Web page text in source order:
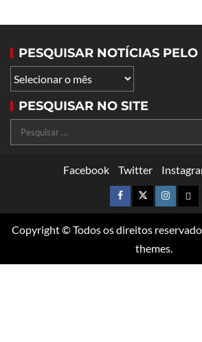
PESQUISAR NOTÍCIAS PELO
PESQUISAR NO SITE
Facebook Twitter
Copyright © Todos os direitos
themes.